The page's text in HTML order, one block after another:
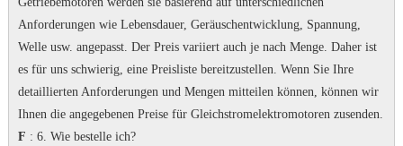
Anforderungen wie Lebensdauer, Geräuschentwicklung, Spannung,
Welle usw. angepasst. Der Preis variiert auch je nach Menge. Daher ist
es für uns schwierig, eine Preisliste bereitzustellen. Wenn Sie Ihre
detaillierten Anforderungen und Mengen mitteilen können, können wir
Ihnen die angegebenen Preise für Gleichstromelektromotoren zusenden.
F : 6. Wie bestelle ich?